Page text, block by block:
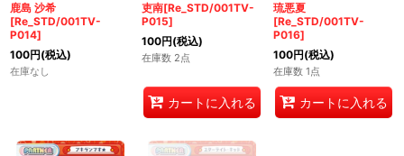
鹿島 沙希
[Re_STD/001TV-
P014]
100円(税込)
在庫なし
吏南[Re_STD/001TV-
P015]
100円(税込)
在庫数 2点
カートに入れる
琉悪夏
[Re_STD/001TV-
P016]
100円(税込)
在庫数 1点
カートに入れる